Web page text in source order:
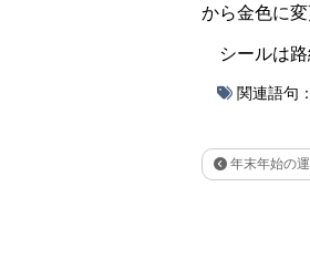
から金色に変
シールは
関連語句：
年末年始の